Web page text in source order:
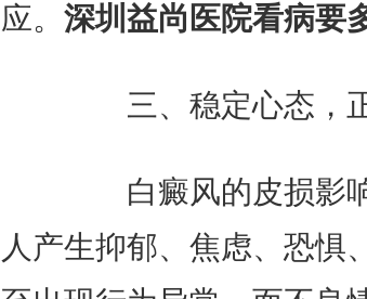
应。深圳益尚医院看病要
三、稳定心态，
白癜风的皮损影响
人产生抑郁、焦虑、恐惧